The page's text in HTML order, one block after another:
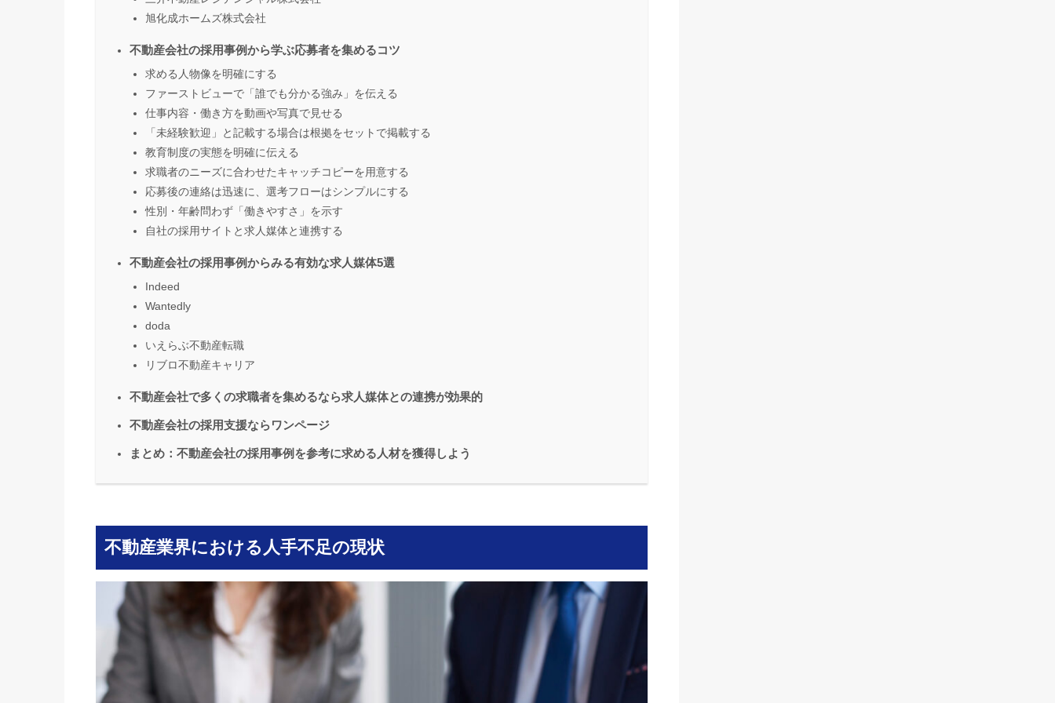
旭化成ホームズ株式会社
不動産会社の採用事例から学ぶ応募者を集めるコツ
求める人物像を明確にする
ファーストビューで「誰でも分かる強み」を伝える
仕事内容・働き方を動画や写真で見せる
「未経験歓迎」と記載する場合は根拠をセットで掲載する
教育制度の実態を明確に伝える
求職者のニーズに合わせたキャッチコピーを用意する
応募後の連絡は迅速に、選考フローはシンプルにする
性別・年齢問わず「働きやすさ」を示す
自社の採用サイトと求人媒体と連携する
不動産会社の採用事例からみる有効な求人媒体5選
Indeed
Wantedly
doda
いえらぶ不動産転職
リブロ不動産キャリア
不動産会社で多くの求職者を集めるなら求人媒体との連携が効果的
不動産会社の採用支援ならワンページ
まとめ：不動産会社の採用事例を参考に求める人材を獲得しよう
不動産業界における人手不足の現状